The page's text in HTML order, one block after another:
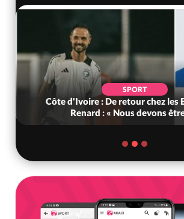
SPORT
Côte d'Ivoire : De retour chez les
Renard : « Nous devons